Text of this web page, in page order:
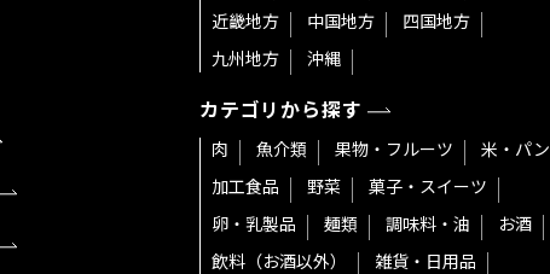
近畿地方
中国地方
四国地方
九州地方
沖縄
カテゴリから探す
肉 魚介類 果物・フルーツ
米・パン
加工食品
野菜
菓子・スイーツ
卵・乳製品
麺類 調味料・油
お酒
飲料（お酒以外）
雑貨・日用品